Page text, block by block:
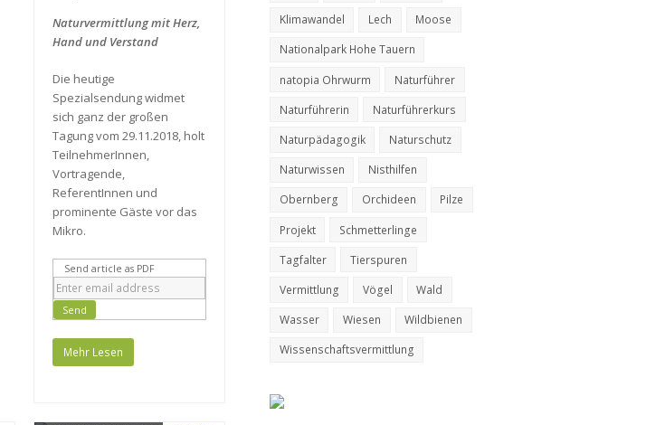
Naturvermittlung mit Herz,
Hand und Verstand
Die heutige
Spezialsendung widmet
sich ganz der großen
Tagung vom 29.11.2018, holt
TeilnehmerInnen,
Vortragende,
ReferentInnen und
prominente Gäste vor das
Mikro.
Send article as PDF
Mehr Lesen
Klimawandel
Lech
Moose
Nationalpark Hohe Tauern
natopia Ohrwurm
Naturführer
Naturführerin
Naturführerkurs
Naturpädagogik
Naturschutz
Naturwissen
Nisthilfen
Obernberg
Orchideen
Pilze
Projekt
Schmetterlinge
Tagfalter
Tierspuren
Vermittlung
Vögel
Wald
Wasser
Wiesen
Wildbienen
Wissenschaftsvermittlung